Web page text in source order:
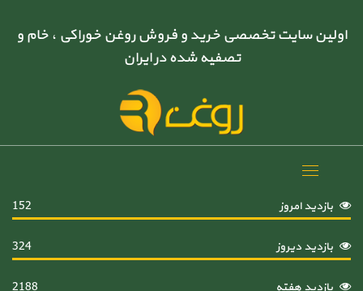
اولین سایت تخصصی خرید و فروش روغن خوراکی ، خام و
تصفیه شده در ایران
Toggle
بازدید امروز
152
بازدید دیروز 324
بازدید هفته 2188